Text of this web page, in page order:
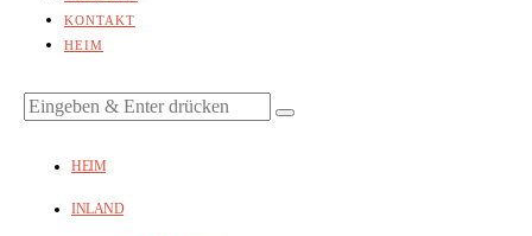
KONTAKT
HEIM
HEIM
INLAND